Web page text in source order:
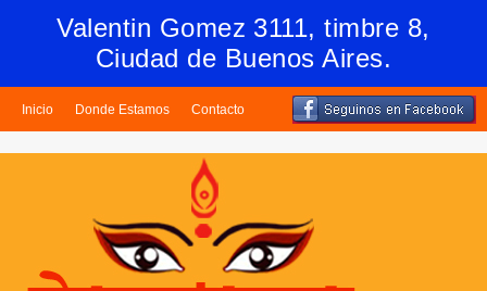
Valentin Gomez 3111, timbre 8,
Ciudad de Buenos Aires.
Inicio Donde Estamos Contacto